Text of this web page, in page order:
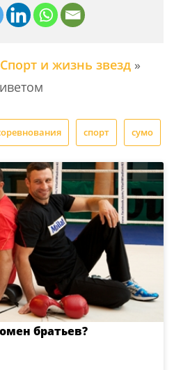
Спорт и жизнь звезд »
спорт сумо
братьев?